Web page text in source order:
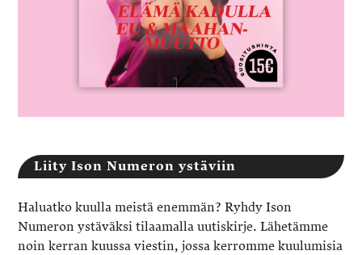
Liity Ison Numeron ystäviin
Haluatko kuulla meistä enemmän? Ryhdy Ison
Numeron ystäväksi tilaamalla uutiskirje. Lähetämme
noin kerran kuussa viestin, jossa kerromme kuulumisia